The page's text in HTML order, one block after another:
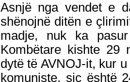
Asnjë nga vendet e
shënojnë ditën e
madje, nuk ka
Kombëtare kishte 29
dytë të AVNOJ-it, kur
komuniste, siç është